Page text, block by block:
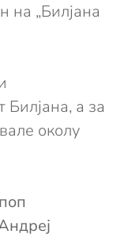
на „Билјана
Билјана, а за
околу